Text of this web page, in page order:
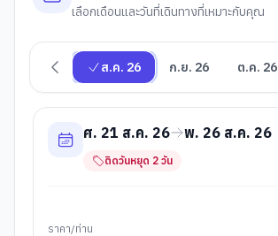
เลือกเดือนและวันที่เดินทางที่เหมาะกับคุณ
ส.ค. 26 ก.ย. 26 ต.ค. 26
ศ. 21 ส.ค. 26 พ. 26 ส.ค. 26
ติดวันหยุด 2 วัน
ราคา/ท่าน